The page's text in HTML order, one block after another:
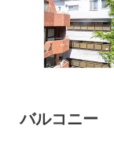
バルコニー